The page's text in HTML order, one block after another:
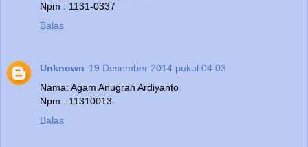
Npm : 1131-0337
Balas
Unknown 19 Desember 2014 pukul 04.03
Nama: Agam Anugrah Ardiyanto
Npm : 11310013
Balas